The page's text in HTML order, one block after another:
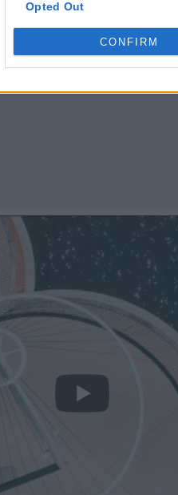
Opted Out
CONFIRM